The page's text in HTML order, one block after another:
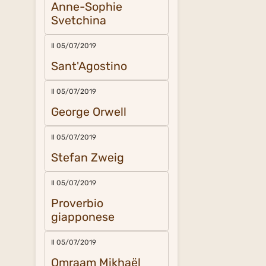
Anne-Sophie
Svetchina
Il 05/07/2019
Sant'Agostino
Il 05/07/2019
George Orwell
Il 05/07/2019
Stefan Zweig
Il 05/07/2019
Proverbio
giapponese
Il 05/07/2019
Omraam Mikhaël